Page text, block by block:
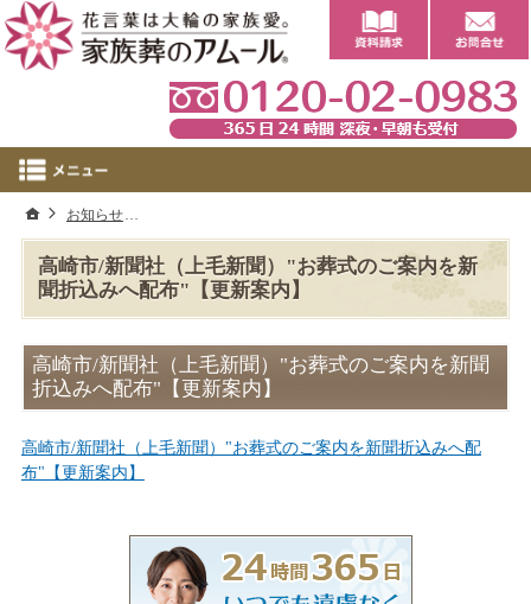
高崎市/新聞社（上毛新聞）"お葬式のご案内を新
聞折込みへ配布"【更新案内】
高崎市/新聞社（上毛新聞）"お葬式のご案内を新聞
折込みへ配布"【更新案内】
高崎市/新聞社（上毛新聞）"お葬式のご案内を新聞折込みへ配
布"【更新案内】
ホーム
お知らせ